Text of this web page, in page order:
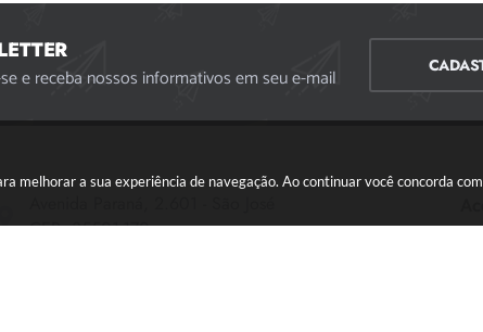
melhorar a sua experiência de navegação. Ao continuar você concorda
e receba nossos informativos em seu e-mail
CEP: 35501-170